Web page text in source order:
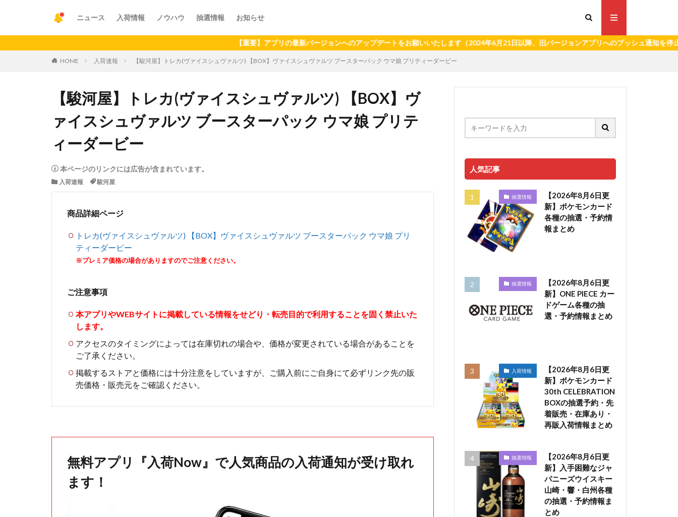
ニュース 入荷情報 ノウハウ 抽選情報 お知らせ
【重要】アプリの最新バージョンへのアップデートをお願いいたします（2024年6月21日以降、旧バージョンアプリへのプッシュ通知を停止いたしま
HOME 入荷速報 【駿河屋】トレカ(ヴァイスシュヴァルツ) 【BOX】ヴァイスシュヴァルツ ブースターパック ウマ娘 プリティーダービー
【駿河屋】トレカ(ヴァイスシュヴァルツ) 【BOX】ヴ
ァイスシュヴァルツ ブースターパック ウマ娘 プリテ
ィーダービー
本ページのリンクには広告が含まれています。
入荷速報 駿河屋
商品詳細ページ
トレカ(ヴァイスシュヴァルツ) 【BOX】ヴァイスシュヴァルツ ブースターパック ウマ娘 プリ
ティーダービー
※プレミア価格の場合がありますのでご注意ください。
ご注意事項
本アプリやWEBサイトに掲載している情報をせどり・転売目的で利用することを固く禁止いた
します。
アクセスのタイミングによっては在庫切れの場合や、価格が変更されている場合があることを
ご了承ください。
掲載するストアと価格には十分注意をしていますが、ご購入前にご自身にて必ずリンク先の販
売価格・販売元をご確認ください。
無料アプリ『入荷Now』で人気商品の入荷通知が受け取れ
ます！
人気記事
抽選情報
【2026年8月6日更
新】ポケモンカード
各種の抽選・予約情
報まとめ
抽選情報
【2026年8月6日更
新】ONE PIECE カー
ドゲーム各種の抽
選・予約情報まとめ
入荷情報
【2026年8月6日更
新】ポケモンカード
30th CELEBRATION
BOXの抽選予約・先
着販売・在庫あり・
再販入荷情報まとめ
抽選情報
【2026年8月6日更
新】入手困難なジャ
パニーズウイスキー
山崎・響・白州各種
の抽選・予約情報ま
とめ